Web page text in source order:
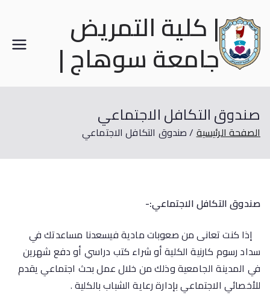
| كلية التمريض
جامعة سوهاج |
صندوق التكافل الاجتماعي
الصفحة الرئيسية صندوق التكافل الاجتماعي
صندوق التكافل الاجتماعي:-
إذا كنت تعانى من صعوبات مادية فيسعدنا مساعدتك في
سداد رسوم كارنية الكلية أو شراء كتب دراسي أو دفع شهرين
في المدينة الجامعية وذلك من خلال عمل بحث اجتماعي يقدم
للأخصائي الاجتماعي بإدارة رعاية الشباب بالكلية .